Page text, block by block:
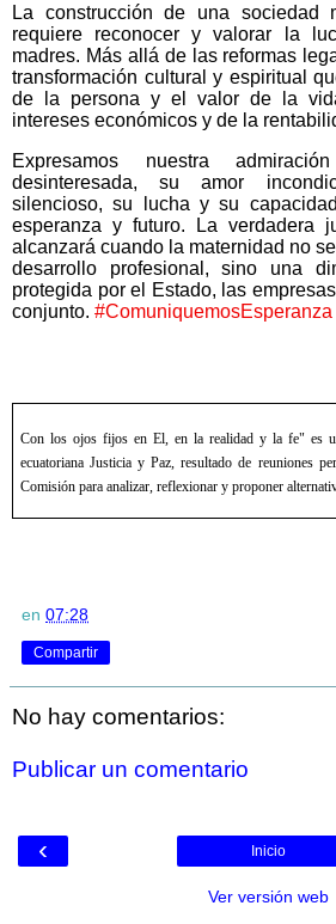
La construcción de una sociedad
requiere reconocer y valorar la
madres. Más allá de las reformas
transformación cultural y espiritual
de la persona y el valor de la
intereses económicos y de la
Expresamos nuestra
desinteresada, su amor
silencioso, su lucha y su
esperanza y futuro. La verdadera
alcanzará cuando la maternidad no
desarrollo profesional, sino una
protegida por el Estado, las
conjunto. #ComuniquemosEsperanza
Con los ojos fijos en El, en la realidad y la fe" es
ecuatoriana Justicia y Paz, resultado de reuniones
Comisión para analizar, reflexionar y proponer
en 07:28
Compartir
No hay comentarios:
Publicar un comentario
‹ Inicio
Ver versión web